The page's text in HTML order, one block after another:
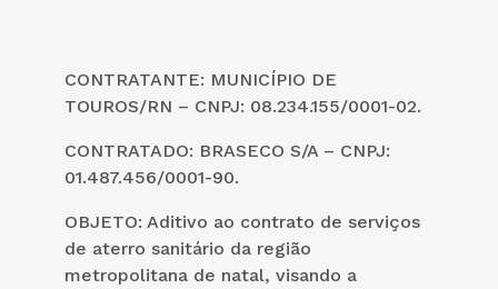
CONTRATANTE: MUNICÍPIO DE
TOUROS/RN – CNPJ: 08.234.155/0001-02.
CONTRATADO: BRASECO S/A – CNPJ:
01.487.456/0001-90.
OBJETO: Aditivo ao contrato de serviços
de aterro sanitário da região
metropolitana de natal, visando a